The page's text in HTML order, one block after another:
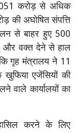
करोड़ से अधिक
की अघोषित संपत्ति
से बाहर हुए 500
और वक्त देने से हाल
गृह मंत्रालय ने 11
खुफिया एजेंसियों की
वाले कार्यालयों का
करने के लिए